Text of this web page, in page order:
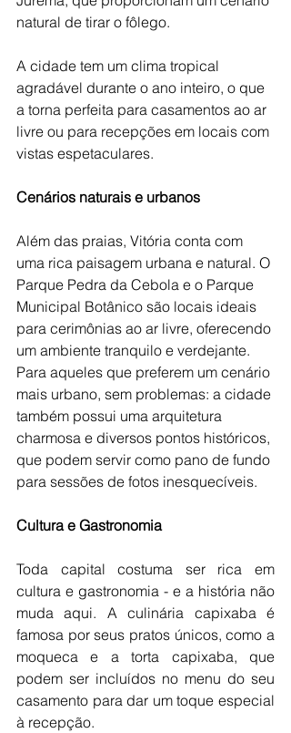
natural de tirar o fôlego.
A cidade tem um clima tropical
agradável durante o ano inteiro, o que
a torna perfeita para casamentos ao ar
livre ou para recepções em locais com
vistas espetaculares.
Cenários naturais e urbanos
Além das praias, Vitória conta com
uma rica paisagem urbana e natural. O
Parque Pedra da Cebola e o Parque
Municipal Botânico são locais ideais
para cerimônias ao ar livre, oferecendo
um ambiente tranquilo e verdejante.
Para aqueles que preferem um cenário
mais urbano, sem problemas: a cidade
também possui uma arquitetura
charmosa e diversos pontos históricos,
que podem servir como pano de fundo
para sessões de fotos inesquecíveis.
Cultura e Gastronomia
Toda capital costuma ser rica em
cultura e gastronomia - e a história não
muda aqui. A culinária capixaba é
famosa por seus pratos únicos, como a
moqueca e a torta capixaba, que
podem ser incluídos no menu do seu
casamento para dar um toque especial
à recepção.